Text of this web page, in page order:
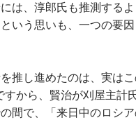
は、淳郎氏も推測する
いう思いも、一つの要
推し進めたのは、実はこ
から、賢治が刈屋主計
間で、「来日中のロシ